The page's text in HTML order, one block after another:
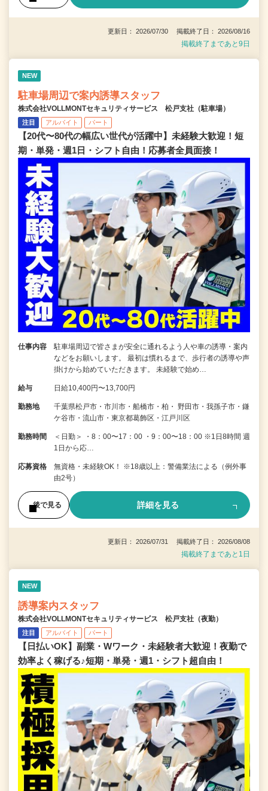
更新日： 2026/07/30 掲載終了日： 2026/08/16
掲載終了まであと9日
NEW
駐車場周辺で案内誘導スタッフ
株式会社VOLLMONTセキュリティサービス 松戸支社（駐車場）
注目 アルバイト パート
【20代〜80代の幅広い世代が活躍中】未経験大歓迎！短
期・単発・週1日・シフト自由！応募者全員面接！
仕事内容
駐車場周辺で皆さまが安全に通れるよう人や車の誘導・案内
などをお願いします。 最初は慣れるまで、歩行者の誘導や声
掛けから始めていただきます。 未経験で始め…
給与 日給10,400円〜13,700円
勤務地
千葉県松戸市・市川市・船橋市・柏・ 野田市・我孫子市・鎌
ケ谷市・流山市・東京都葛飾区・江戸川区
勤務時間
＜日勤＞ ・8：00〜17：00 ・9：00〜18：00 ※1日8時間 週
1日から応…
応募資格
無資格・未経験OK！ ※18歳以上：警備業法による（例外事
由2号）
後で見る 詳細を見る
更新日： 2026/07/31 掲載終了日： 2026/08/08
掲載終了まであと1日
NEW
誘導案内スタッフ
株式会社VOLLMONTセキュリティサービス 松戸支社（夜勤）
注目 アルバイト パート
【日払いOK】副業・Wワーク・未経験者大歓迎！夜勤で
効率よく稼げる♪短期・単発・週1・シフト超自由！